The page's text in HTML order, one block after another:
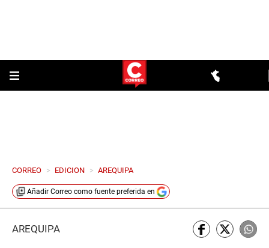
CORREO > EDICION > AREQUIPA
Añadir Correo como fuente preferida en
AREQUIPA